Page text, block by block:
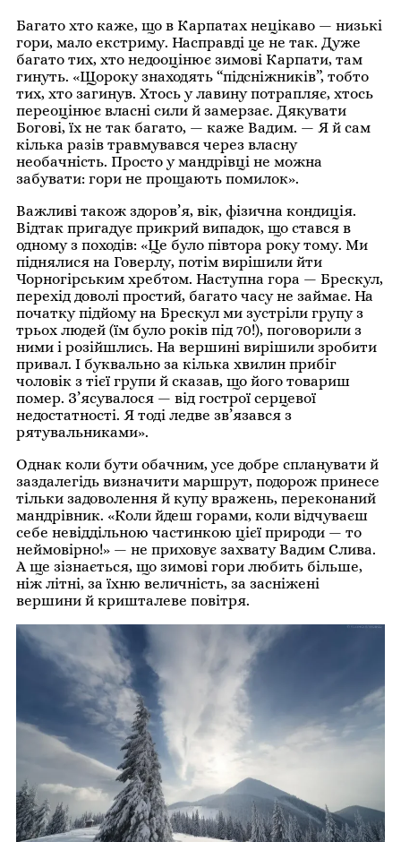
Багато хто каже, що в Карпатах нецікаво — низькі
гори, мало екстриму. Насправді це не так. Дуже
багато тих, хто недооцінює зимові Карпати, там
гинуть. «Щороку знаходять “підсніжників”, тобто
тих, хто загинув. Хтось у лавину потрапляє, хтось
переоцінює власні сили й замерзає. Дякувати
Богові, їх не так багато, — каже Вадим. — Я й сам
кілька разів травмувався через власну
необачність. Просто у мандрівці не можна
забувати: гори не прощають помилок».
Важливі також здоров’я, вік, фізична кондиція.
Відтак пригадує прикрий випадок, що стався в
одному з походів: «Це було півтора року тому. Ми
піднялися на Говерлу, потім вирішили йти
Чорногірським хребтом. Наступна гора — Брескул,
перехід доволі простий, багато часу не займає. На
початку підйому на Брескул ми зустріли групу з
трьох людей (їм було років під 70!), поговорили з
ними і розійшлись. На вершині вирішили зробити
привал. І буквально за кілька хвилин прибіг
чоловік з тієї групи й сказав, що його товариш
помер. З’ясувалося — від гострої серцевої
недостатності. Я тоді ледве зв’язався з
рятувальниками».
Однак коли бути обачним, усе добре спланувати й
заздалегідь визначити маршрут, подорож принесе
тільки задоволення й купу вражень, переконаний
мандрівник. «Коли йдеш горами, коли відчуваєш
себе невіддільною частинкою цієї природи — то
неймовірно!» — не приховує захвату Вадим Слива.
А ще зізнається, що зимові гори любить більше,
ніж літні, за їхню величність, за засніжені
вершини й кришталеве повітря.